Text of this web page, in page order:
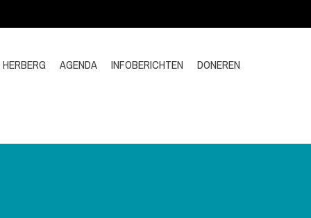
AGENDA INFOBERICHTEN DONEREN